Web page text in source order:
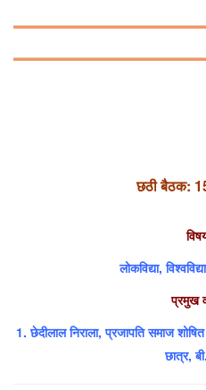
छठी बैठक:
लोकविद्या,
प्रमुख
1. छेदीलाल निराला, प्रजापति समाज
छात्र,